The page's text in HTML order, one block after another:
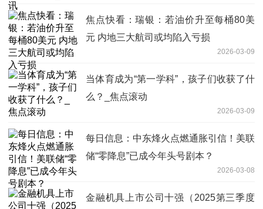
焦点快看：瑞银：若油价升至每桶80美
元 内地三大航司或均陷入亏损
2026-03-09
当体育成为“第一学科”，孩子们收获了什
么？_焦点滚动
2026-03-09
每日信息：中东烽火点燃通胀引信！美联
储“零降息”已成今年头号剧本？
2026-03-08
金融机具上市公司十强（2025第三季度